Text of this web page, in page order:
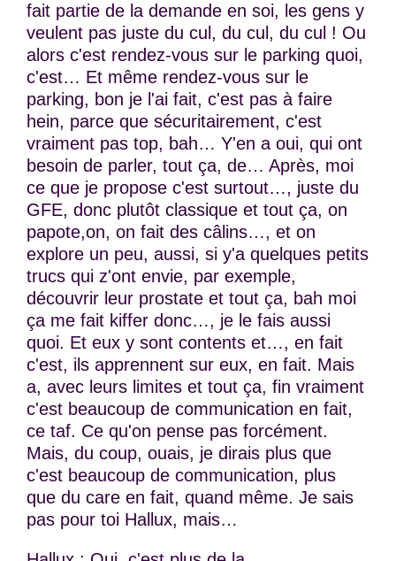
fait partie de la demande en soi, les gens y
veulent pas juste du cul, du cul, du cul ! Ou
alors c'est rendez-vous sur le parking quoi,
c'est… Et même rendez-vous sur le
parking, bon je l'ai fait, c'est pas à faire
hein, parce que sécuritairement, c'est
vraiment pas top, bah… Y'en a oui, qui ont
besoin de parler, tout ça, de… Après, moi
ce que je propose c'est surtout…, juste du
GFE, donc plutôt classique et tout ça, on
papote,on, on fait des câlins…, et on
explore un peu, aussi, si y'a quelques petits
trucs qui z'ont envie, par exemple,
découvrir leur prostate et tout ça, bah moi
ça me fait kiffer donc…, je le fais aussi
quoi. Et eux y sont contents et…, en fait
c'est, ils apprennent sur eux, en fait. Mais
a, avec leurs limites et tout ça, fin vraiment
c'est beaucoup de communication en fait,
ce taf. Ce qu'on pense pas forcément.
Mais, du coup, ouais, je dirais plus que
c'est beaucoup de communication, plus
que du care en fait, quand même. Je sais
pas pour toi Hallux, mais…